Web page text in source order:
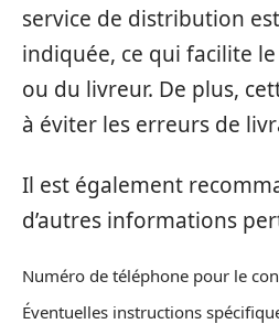
service de distribution
indiquée, ce qui facilite
ou du livreur. De plus,
à éviter les erreurs de
Il est également
d’autres informations
Numéro de téléphone pour le
Éventuelles instructions